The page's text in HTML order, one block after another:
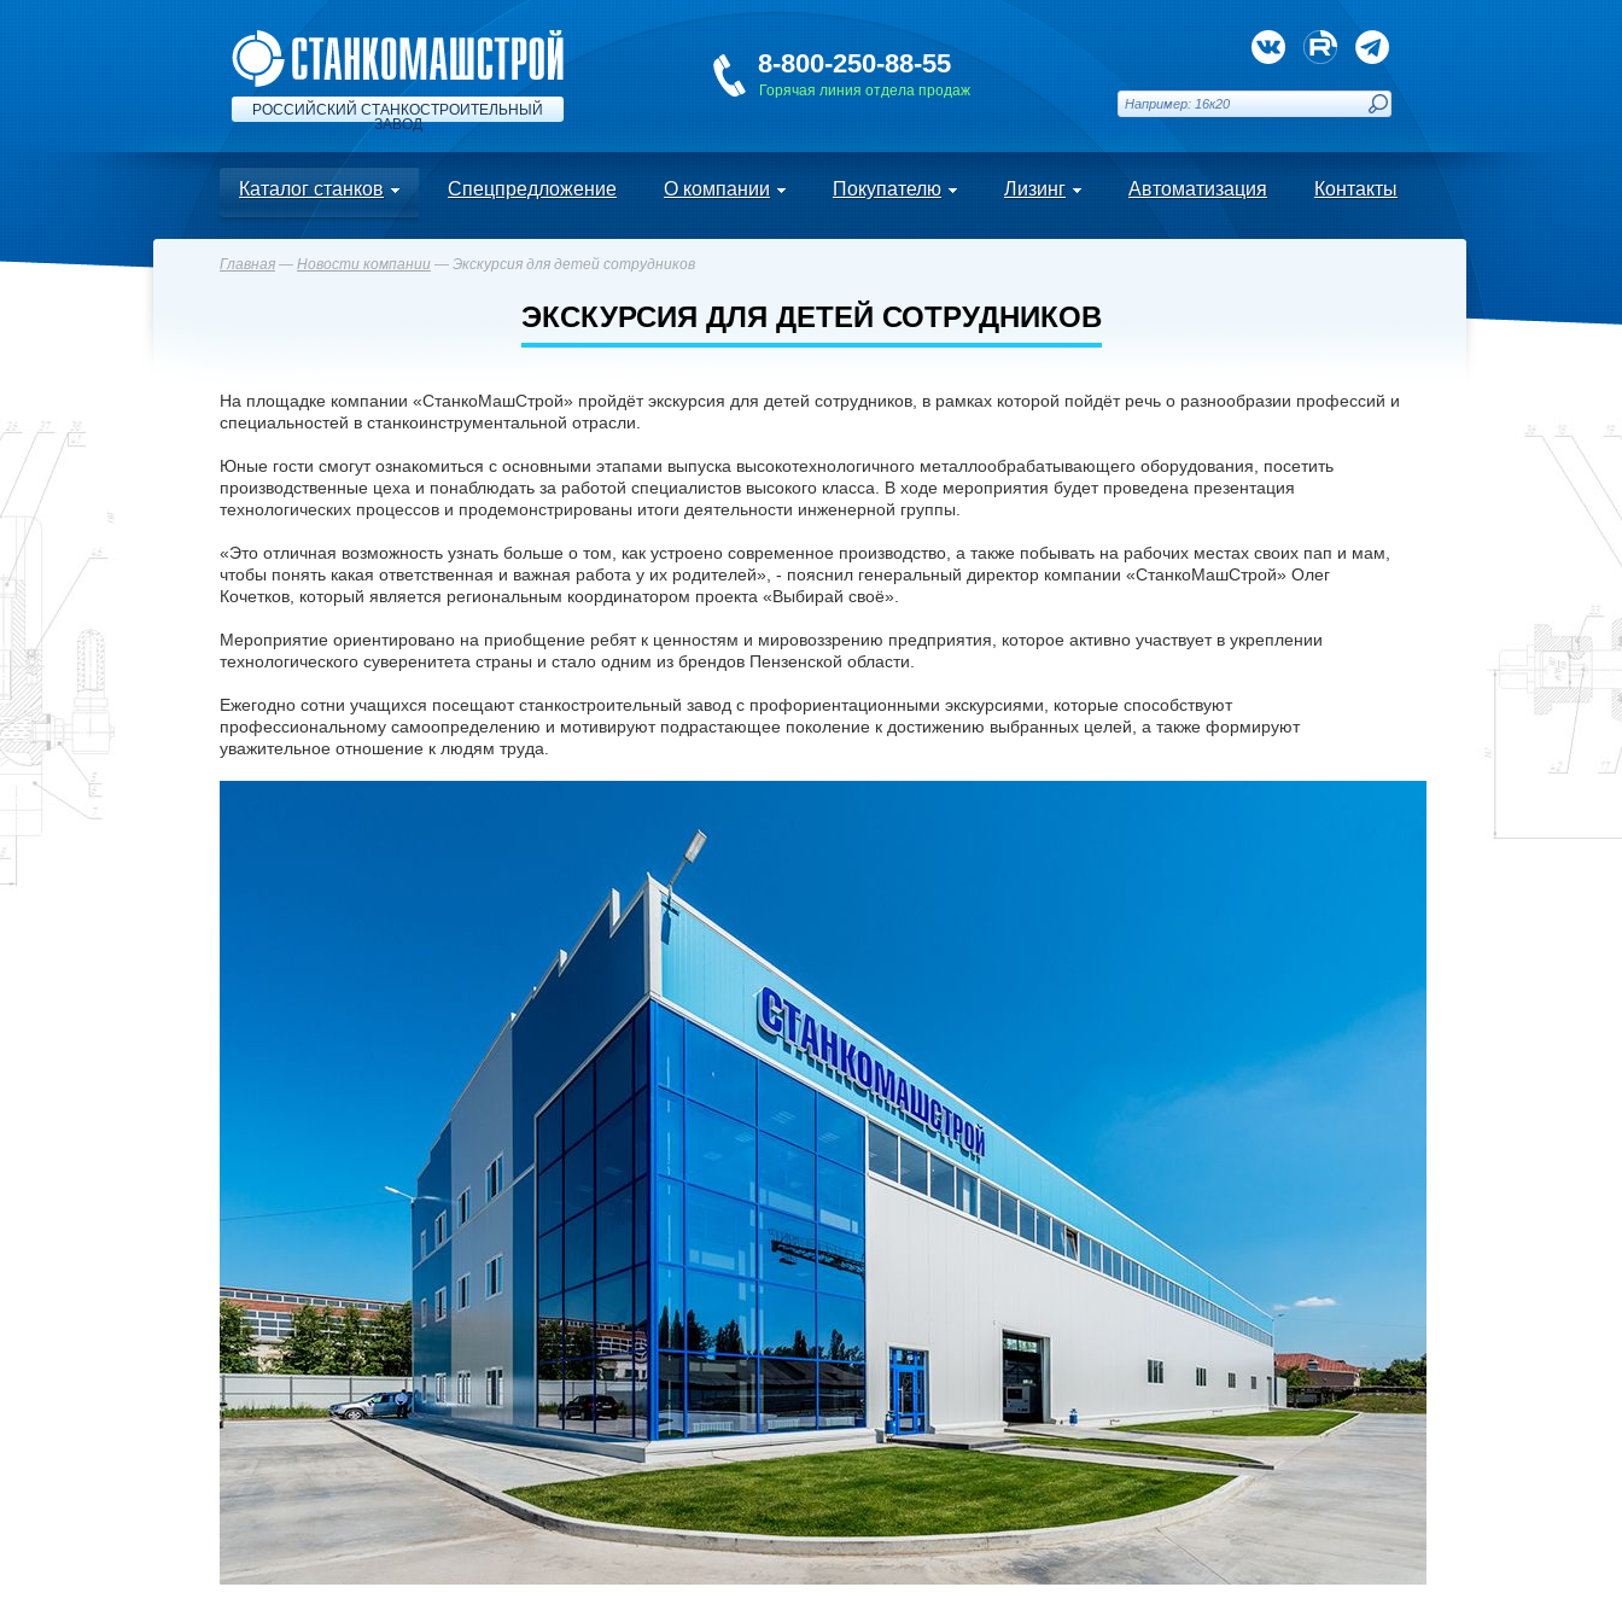
РОССИЙСКИЙ СТАНКОСТРОИТЕЛЬНЫЙ
ЗАВОД
8-800-250-88-55
Горячая линия отдела продаж
Каталог станков Спецпредложение О компании Покупателю Лизинг Автоматизация Контакты
Главная — Новости компании — Экскурсия для детей сотрудников
ЭКСКУРСИЯ ДЛЯ ДЕТЕЙ СОТРУДНИКОВ
На площадке компании «СтанкоМашСтрой» пройдёт экскурсия для детей сотрудников, в рамках которой пойдёт речь о разнообразии профессий и
специальностей в станкоинструментальной отрасли.
Юные гости смогут ознакомиться с основными этапами выпуска высокотехнологичного металлообрабатывающего оборудования, посетить
производственные цеха и понаблюдать за работой специалистов высокого класса. В ходе мероприятия будет проведена презентация
технологических процессов и продемонстрированы итоги деятельности инженерной группы.
«Это отличная возможность узнать больше о том, как устроено современное производство, а также побывать на рабочих местах своих пап и мам,
чтобы понять какая ответственная и важная работа у их родителей», - пояснил генеральный директор компании «СтанкоМашСтрой» Олег
Кочетков, который является региональным координатором проекта «Выбирай своё».
Мероприятие ориентировано на приобщение ребят к ценностям и мировоззрению предприятия, которое активно участвует в укреплении
технологического суверенитета страны и стало одним из брендов Пензенской области.
Ежегодно сотни учащихся посещают станкостроительный завод с профориентационными экскурсиями, которые способствуют
профессиональному самоопределению и мотивируют подрастающее поколение к достижению выбранных целей, а также формируют
уважительное отношение к людям труда.